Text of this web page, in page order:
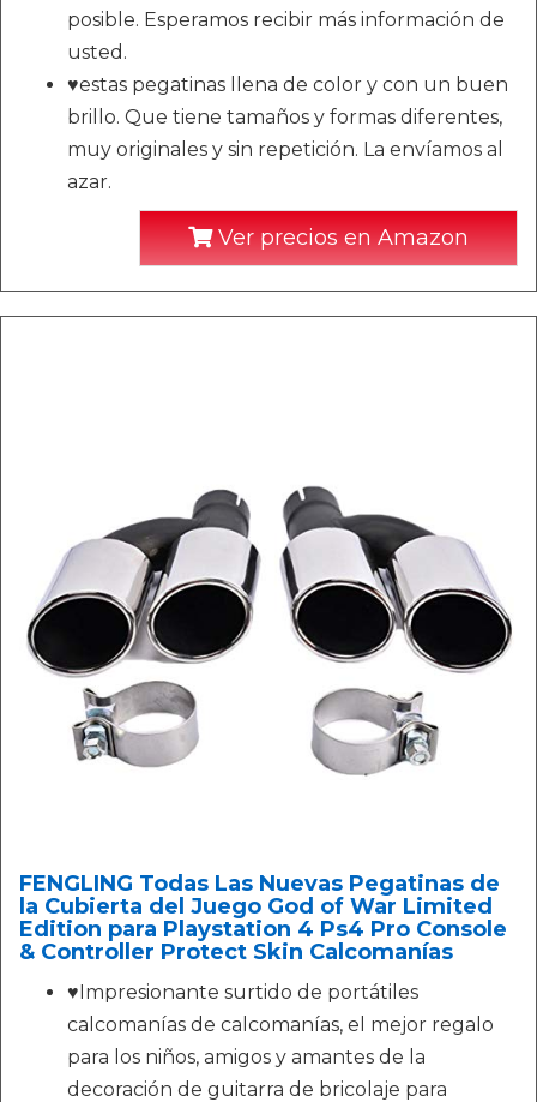
posible. Esperamos recibir más información de
usted.
♥estas pegatinas llena de color y con un buen
brillo. Que tiene tamaños y formas diferentes,
muy originales y sin repetición. La envíamos al
azar.
Ver precios en Amazon
FENGLING Todas Las Nuevas Pegatinas de
la Cubierta del Juego God of War Limited
Edition para Playstation 4 Ps4 Pro Console
& Controller Protect Skin Calcomanías
♥Impresionante surtido de portátiles
calcomanías de calcomanías, el mejor regalo
para los niños, amigos y amantes de la
decoración de guitarra de bricolaje para